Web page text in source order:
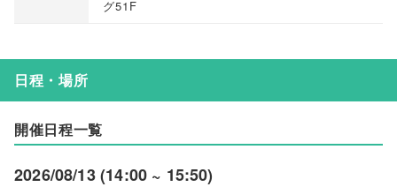
グ51F
日程・場所
開催日程一覧
2026/08/13 (14:00 ~ 15:50)